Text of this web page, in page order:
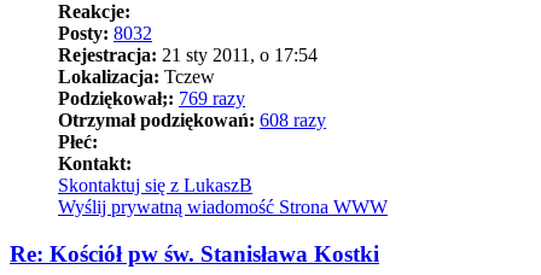
Reakcje:
Posty: 8032
Rejestracja: 21 sty 2011, o 17:54
Lokalizacja: Tczew
Podziękował;: 769 razy
Otrzymał podziękowań: 608 razy
Płeć:
Kontakt:
Skontaktuj się z LukaszB
Wyślij prywatną wiadomość Strona WWW
Re: Kościół pw św. Stanisława Kostki